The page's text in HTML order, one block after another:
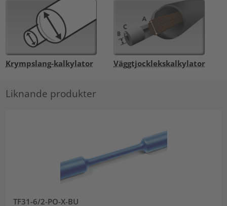
Krympslang-kalkylator Väggtjocklekskalkylator
Liknande produkter
TF31-6/2-PO-X-BU